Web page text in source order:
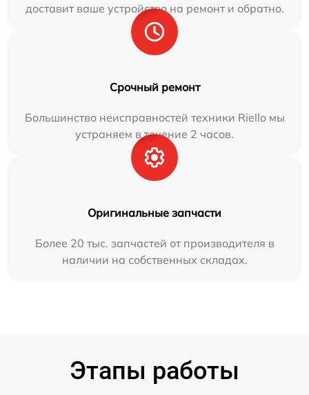
доставит ваше устройство на ремонт и обратно.
Срочный ремонт
Большинство неисправностей техники Riello мы
устраняем в течение 2 часов.
Оригинальные запчасти
Более 20 тыс. запчастей от производителя в
наличии на собственных складах.
Этапы работы